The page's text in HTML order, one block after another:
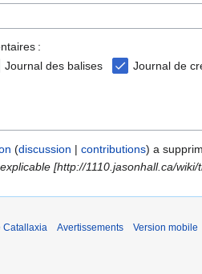
:
Journal des balises Journal de
discussion contributions a
[http://1110.jasonhall.ca/
Catallaxia Avertissements Version mobile